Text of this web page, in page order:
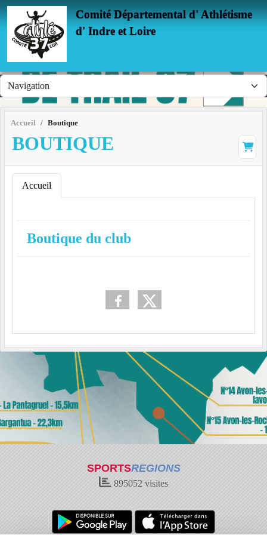
Comité Départemental d' Athlétisme
d' Indre et Loire
Accueil Boutique
BOUTIQUE
Accueil
Boutique du club
SPORTSREGIONS
895052 visites
Panneau de gestion des cookies